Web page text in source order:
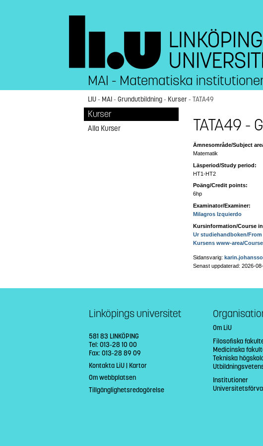
MAI - Matematiska
LIU- MAI- Grundutbildning- Kurser- TATA49
Kurser
Alla Kurser TATA49 -
Ämnesområde/Subject
Matematik
Läsperiod/Study period:
HT1-HT2
Poäng/Credit points:
6hp
Examinator/Examiner:
Milagros Izquierdo
Kursinformation/Course
Ur studiehandboken/
Kursens www-area/
Sidansvarig:
Senast uppdaterad: 2026-
Linköpings universitet
581 83 LINKÖPING
Tel: 013-28 10 00
Fax: 013-28 89 09
Kontakta LiU| Kartor
Om webbplatsen
Tillgänglighetsredogörelse
Om LiU
Filosofiska
Medicinska
Tekniska
Institutioner